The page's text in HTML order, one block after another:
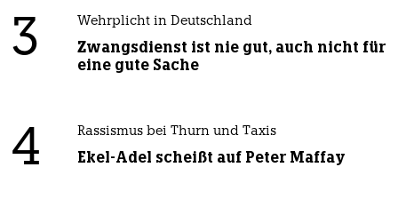
3 Wehrplicht in Deutschland
Zwangsdienst ist nie gut, auch nicht für
eine gute Sache
4 Rassismus bei Thurn und Taxis
Ekel-Adel scheißt auf Peter Maffay